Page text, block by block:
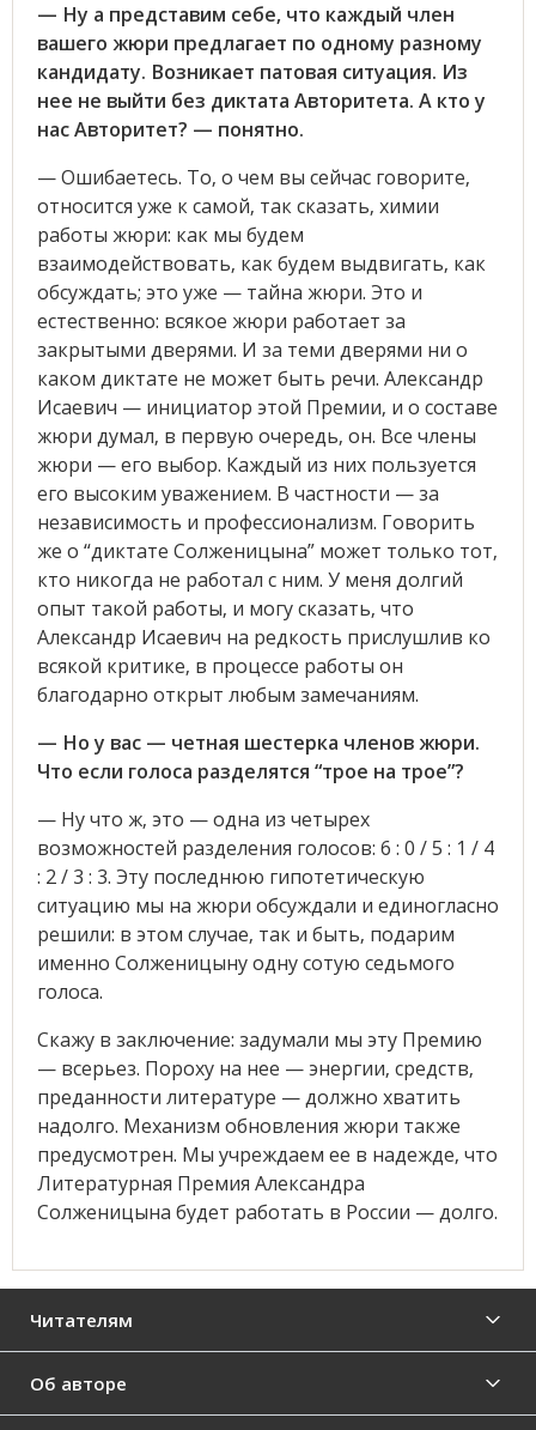
— Ну а представим себе, что каждый член
вашего жюри предлагает по одному разному
кандидату. Возникает патовая ситуация. Из
нее не выйти без диктата Авторитета. А кто у
нас Авторитет? — понятно.
— Ошибаетесь. То, о чем вы сейчас говорите,
относится уже к самой, так сказать, химии
работы жюри: как мы будем
взаимодействовать, как будем выдвигать, как
обсуждать; это уже — тайна жюри. Это и
естественно: всякое жюри работает за
закрытыми дверями. И за теми дверями ни о
каком диктате не может быть речи. Александр
Исаевич — инициатор этой Премии, и о составе
жюри думал, в первую очередь, он. Все члены
жюри — его выбор. Каждый из них пользуется
его высоким уважением. В частности — за
независимость и профессионализм. Говорить
же о “диктате Солженицына” может только тот,
кто никогда не работал с ним. У меня долгий
опыт такой работы, и могу сказать, что
Александр Исаевич на редкость прислушлив ко
всякой критике, в процессе работы он
благодарно открыт любым замечаниям.
— Но у вас — четная шестерка членов жюри.
Что если голоса разделятся “трое на трое”?
— Ну что ж, это — одна из четырех
возможностей разделения голосов: 6 : 0 / 5 : 1 / 4
: 2 / 3 : 3. Эту последнюю гипотетическую
ситуацию мы на жюри обсуждали и единогласно
решили: в этом случае, так и быть, подарим
именно Солженицыну одну сотую седьмого
голоса.
Скажу в заключение: задумали мы эту Премию
— всерьез. Пороху на нее — энергии, средств,
преданности литературе — должно хватить
надолго. Механизм обновления жюри также
предусмотрен. Мы учреждаем ее в надежде, что
Литературная Премия Александра
Солженицына будет работать в России — долго.
Читателям
Об авторе